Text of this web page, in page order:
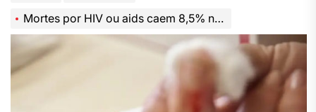
Mortes por HIV ou aids caem 8,5% no Brasil em 10 anos, segundo Ministério da Saúde